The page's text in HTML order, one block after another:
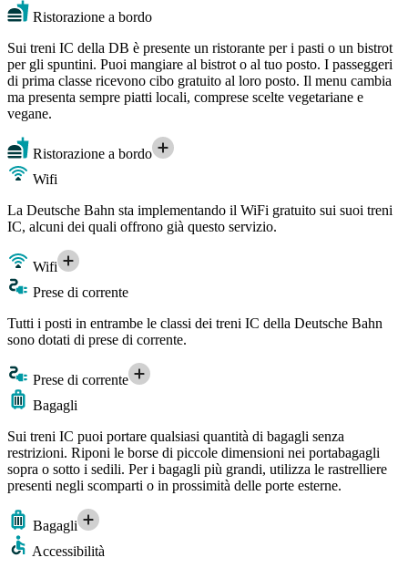
Ristorazione a bordo
Sui treni IC della DB è presente un ristorante per i pasti o un bistrot
per gli spuntini. Puoi mangiare al bistrot o al tuo posto. I passeggeri
di prima classe ricevono cibo gratuito al loro posto. Il menu cambia
ma presenta sempre piatti locali, comprese scelte vegetariane e
vegane.
Ristorazione a bordo
Wifi
La Deutsche Bahn sta implementando il WiFi gratuito sui suoi treni
IC, alcuni dei quali offrono già questo servizio.
Wifi
Prese di corrente
Tutti i posti in entrambe le classi dei treni IC della Deutsche Bahn
sono dotati di prese di corrente.
Prese di corrente
Bagagli
Sui treni IC puoi portare qualsiasi quantità di bagagli senza
restrizioni. Riponi le borse di piccole dimensioni nei portabagagli
sopra o sotto i sedili. Per i bagagli più grandi, utilizza le rastrelliere
presenti negli scomparti o in prossimità delle porte esterne.
Bagagli
Accessibilità